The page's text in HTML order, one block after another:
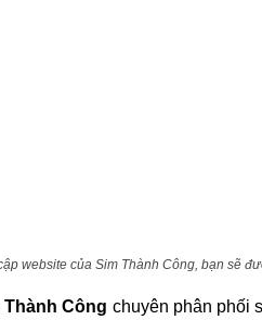
website của Sim Thành Công, bạn sẽ
Thành Công chuyên phân phối